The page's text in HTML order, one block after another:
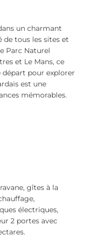
un charmant
de tous les sites et
Parc Naturel
et Le Mans, ce
pour explorer
est une
mémorables.
gîtes à la
électriques,
2 portes avec